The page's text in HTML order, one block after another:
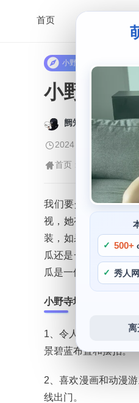
首页
500+
秀人网
离
小野寺地瓜
小野寺地
阙知风
2024 年 5 月 5 日
首页 > 小野寺地瓜
我们要介绍一个拥
视，她有着精湛的
装，如果你也想要学
瓜还是一位绘画天才
瓜是一位非常厉害的
小野寺地瓜碧蓝航线泳
1、令人眼前一亮，
景碧蓝布置和摆拍。
2、喜欢漫画和动漫
线出门。